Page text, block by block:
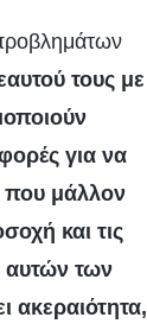
τους με
για να
που μάλλον
και τις
αυτών των
ακεραιότητα,